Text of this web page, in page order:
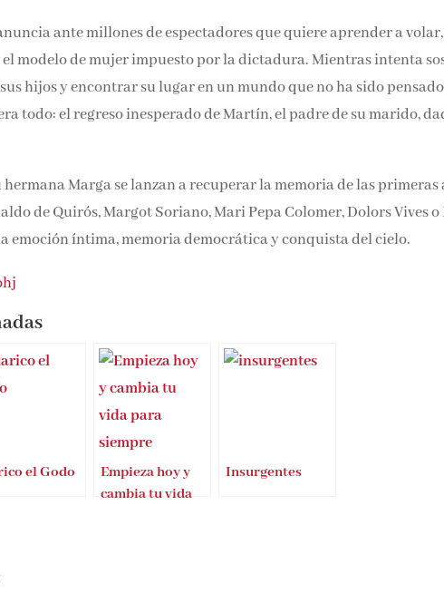
ante millones de espectadores que quiere aprender a
modelo de mujer impuesto por la dictadura. Mientras intenta
hijos y encontrar su lugar en un mundo que no ha sido
todo: el regreso inesperado de Martín, el padre de su marido,
Marga se lanzan a recuperar la memoria de las
de Quirós, Margot Soriano, Mari Pepa Colomer, Dolors Vives
emoción íntima, memoria democrática y conquista del cielo.
el Godo
Empieza hoy y
cambia tu vida
Insurgentes